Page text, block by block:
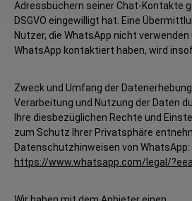
Adressbüchern seiner Chat-Kontakte
DSGVO eingewilligt hat. Eine
Nutzer, die WhatsApp nicht
WhatsApp kontaktiert haben, wird
Zweck und Umfang der
Verarbeitung und Nutzung der Daten
Ihre diesbezüglichen Rechte und
zum Schutz Ihrer Privatsphäre
Datenschutzhinweisen von WhatsApp:
https://www.whatsapp.com/legal /